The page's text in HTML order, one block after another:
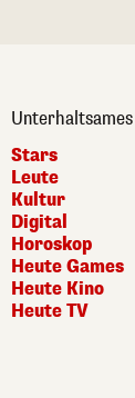
Unterhaltsames
Stars
Leute
Kultur
Digital
Horoskop
Heute Games
Heute Kino
Heute TV